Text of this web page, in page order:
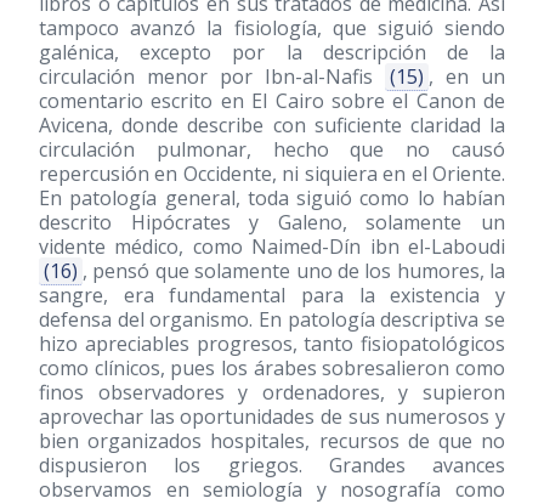
tampoco avanzó la fisiología, que siguió siendo
galénica, excepto por la descripción de la
circulación menor por Ibn-al-Nafis
(15) , en un
comentario escrito en El Cairo sobre el Canon de
Avicena, donde describe con suficiente claridad la
circulación pulmonar, hecho que no causó
repercusión en Occidente, ni siquiera en el Oriente.
En patología general, toda siguió como lo habían
descrito Hipócrates y Galeno, solamente un
vidente médico, como Naimed-Dín ibn el-Laboudi
(16) , pensó que solamente uno de los humores, la
sangre, era fundamental para la existencia y
defensa del organismo. En patología descriptiva se
hizo apreciables progresos, tanto fisiopatológicos
como clínicos, pues los árabes sobresalieron como
finos observadores y ordenadores, y supieron
aprovechar las oportunidades de sus numerosos y
bien organizados hospitales, recursos de que no
dispusieron los griegos. Grandes avances
observamos en semiología y nosografía como